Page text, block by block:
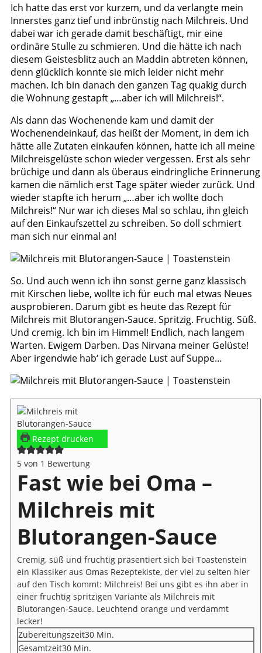
Ich hatte das erst vor kurzem, und da verlangte mein
Innerstes ganz tief und inbrünstig nach Milchreis. Und
dabei war ich gerade damit beschäftigt, mir eine
ordinäre Stulle zu schmieren. Und die hätte ich nach
diesem Geistesblitz auch an Maddin abtreten können,
denn glücklich konnte sie mich leider nicht mehr
machen. Ich bin danach den ganzen Tag quakig durch
die Wohnung gestapft „…aber ich will Milchreis!“.
Als dann das Wochenende kam und damit der
Wochenendeinkauf, das heißt der Moment, in dem ich
hätte alle Zutaten einkaufen können, hatte ich all meine
Milchreisgelüste schon wieder vergessen. Erst als sehr
brüchige und dann als überaus eindringliche Erinnerung
kamen die nämlich erst Tage später wieder zurück. Und
wieder stapfte ich herum „…aber ich wollte doch
Milchreis!“ Nur war ich dieses Mal so schlau, ihn gleich
auf den Einkaufszettel zu schreiben. So doll schmiert
man sich nur einmal an!
So. Und auch wenn ich ihn sonst gerne ganz klassisch
mit Kirschen liebe, wollte ich für euch mal etwas Neues
ausprobieren. Darum gibt es heute das Rezept für
Milchreis mit Blutorangen-Sauce. Spritzig. Fruchtig. Süß.
Und cremig. Ich bin im Himmel! Endlich, nach langem
Warten. Ewigem Darben. Das Nirvana meiner Gelüste!
Aber irgendwie hab‘ ich gerade Lust auf Suppe…
Rezept drucken
5 von 1 Bewertung
Fast wie bei Oma –
Milchreis mit
Blutorangen-Sauce
Cremig, süß und fruchtig präsentiert sich bei Toastenstein
ein Klassiker aus Omas Rezeptekiste, der viel zu selten hier
auf den Tisch kommt: Milchreis! Bei uns gibt es ihn aber in
einer fruchtig spritzigen Variante als Milchreis mit
Blutorangen-Sauce. Leuchtend orange und verdammt
lecker!
Zubereitungszeit30Minuten
Min.
Gesamtzeit30Minuten
Min.